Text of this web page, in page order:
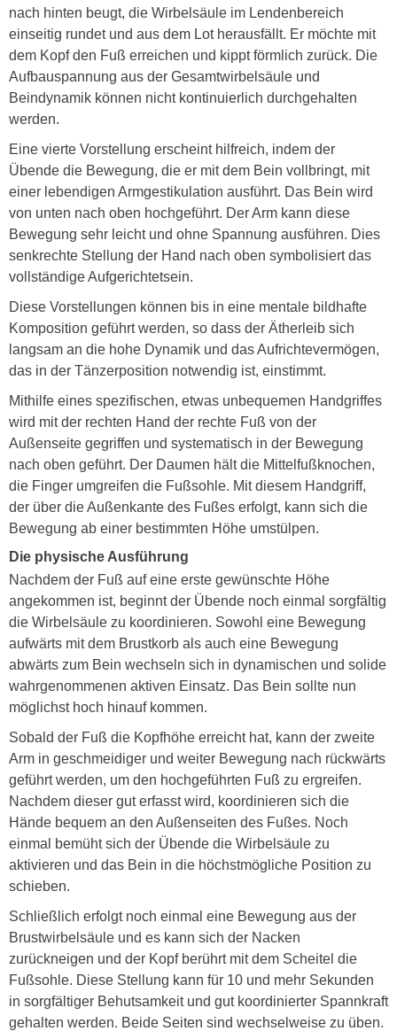
nach hinten beugt, die Wirbelsäule im Lendenbereich
einseitig rundet und aus dem Lot herausfällt. Er möchte mit
dem Kopf den Fuß erreichen und kippt förmlich zurück. Die
Aufbauspannung aus der Gesamtwirbelsäule und
Beindynamik können nicht kontinuierlich durchgehalten
werden.
Eine vierte Vorstellung erscheint hilfreich, indem der
Übende die Bewegung, die er mit dem Bein vollbringt, mit
einer lebendigen Armgestikulation ausführt. Das Bein wird
von unten nach oben hochgeführt. Der Arm kann diese
Bewegung sehr leicht und ohne Spannung ausführen. Dies
senkrechte Stellung der Hand nach oben symbolisiert das
vollständige Aufgerichtetsein.
Diese Vorstellungen können bis in eine mentale bildhafte
Komposition geführt werden, so dass der Ätherleib sich
langsam an die hohe Dynamik und das Aufrichtevermögen,
das in der Tänzerposition notwendig ist, einstimmt.
Mithilfe eines spezifischen, etwas unbequemen Handgriffes
wird mit der rechten Hand der rechte Fuß von der
Außenseite gegriffen und systematisch in der Bewegung
nach oben geführt. Der Daumen hält die Mittelfußknochen,
die Finger umgreifen die Fußsohle. Mit diesem Handgriff,
der über die Außenkante des Fußes erfolgt, kann sich die
Bewegung ab einer bestimmten Höhe umstülpen.
Die physische Ausführung
Nachdem der Fuß auf eine erste gewünschte Höhe
angekommen ist, beginnt der Übende noch einmal sorgfältig
die Wirbelsäule zu koordinieren. Sowohl eine Bewegung
aufwärts mit dem Brustkorb als auch eine Bewegung
abwärts zum Bein wechseln sich in dynamischen und solide
wahrgenommenen aktiven Einsatz. Das Bein sollte nun
möglichst hoch hinauf kommen.
Sobald der Fuß die Kopfhöhe erreicht hat, kann der zweite
Arm in geschmeidiger und weiter Bewegung nach rückwärts
geführt werden, um den hochgeführten Fuß zu ergreifen.
Nachdem dieser gut erfasst wird, koordinieren sich die
Hände bequem an den Außenseiten des Fußes. Noch
einmal bemüht sich der Übende die Wirbelsäule zu
aktivieren und das Bein in die höchstmögliche Position zu
schieben.
Schließlich erfolgt noch einmal eine Bewegung aus der
Brustwirbelsäule und es kann sich der Nacken
zurückneigen und der Kopf berührt mit dem Scheitel die
Fußsohle. Diese Stellung kann für 10 und mehr Sekunden
in sorgfältiger Behutsamkeit und gut koordinierter Spannkraft
gehalten werden. Beide Seiten sind wechselweise zu üben.